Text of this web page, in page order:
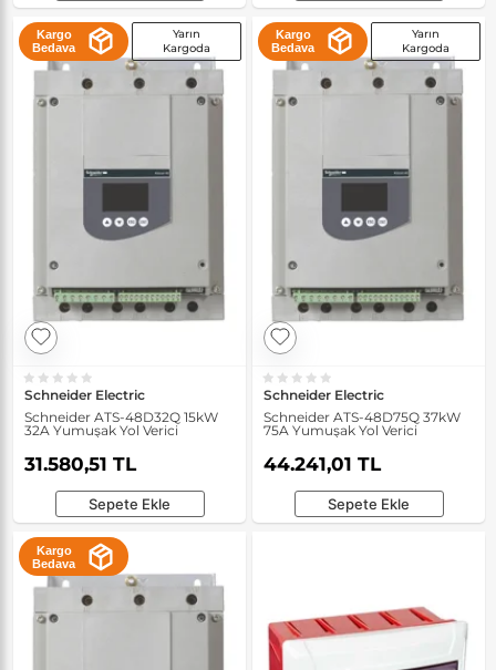
Kargo
Bedava
Yarın
Kargoda
Schneider Electric
Schneider ATS-48D32Q 15kW
32A Yumuşak Yol Verici
31.580,51 TL
Sepete Ekle
Kargo
Bedava
Yarın
Kargoda
Schneider Electric
Schneider ATS-48D75Q 37kW
75A Yumuşak Yol Verici
44.241,01 TL
Sepete Ekle
Kargo
Bedava